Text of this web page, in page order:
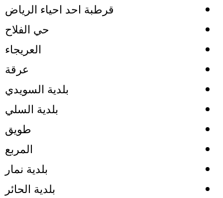
قرطبة احد احياء الرياض
حي الفلاح
العريجاء
عرقة
بلدية السويدي
بلدية السلي
طويق
المربع
بلدية نمار
بلدية الحائر